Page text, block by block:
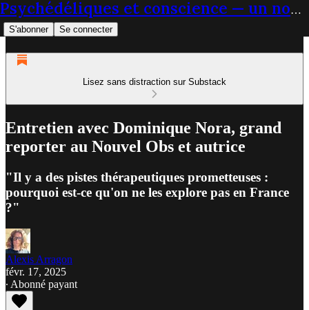
Psychédéliques et conscience — un nouveau paradigme du soin
S'abonner Se connecter
Lisez sans distraction sur Substack
Entretien avec Dominique Nora, grand
reporter au Nouvel Obs et autrice
"Il y a des pistes thérapeutiques prometteuses :
pourquoi est-ce qu'on ne les explore pas en France
?"
Alexis Arragon
févr. 17, 2025
∙ Abonné payant